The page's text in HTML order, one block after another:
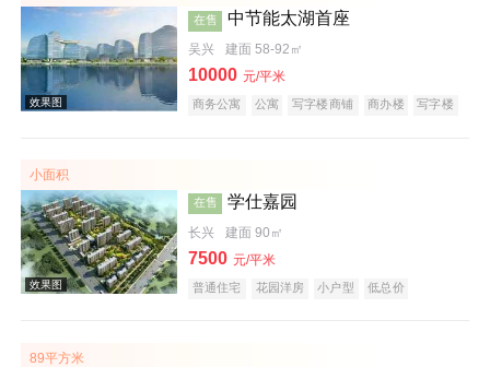
效果图
在售 中节能太湖首座
吴兴 建面 58-92㎡
10000 元/平米
商务公寓 公寓 写字楼商铺 商办楼
写字楼
小面积
在售 学仕嘉园
长兴 建面 90㎡
7500 元/平米
普通住宅 花园洋房 小户型
低总价
89平方米